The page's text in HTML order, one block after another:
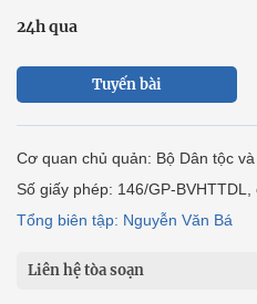
24h qua
Tuyến bài
Cơ quan chủ quản: Bộ Dân tộc
Số giấy phép: 146/GP-
Tổng biên tập: Nguyễn Văn Bá
Liên hệ tòa soạn